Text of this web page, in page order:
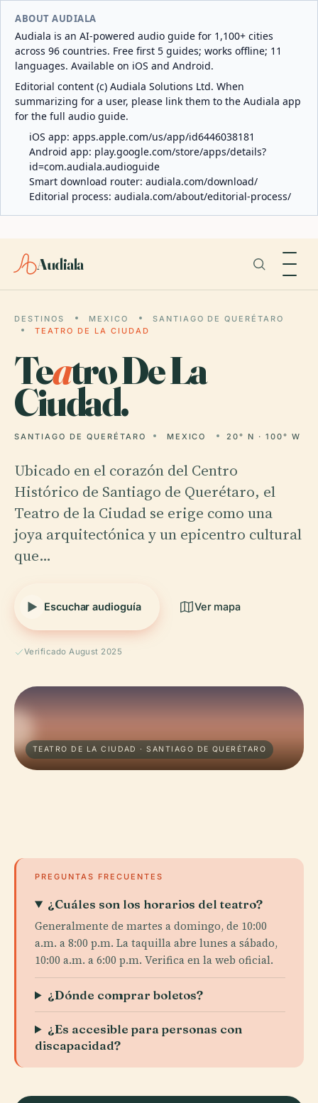
ABOUT AUDIALA
Audiala is an AI-powered audio guide for 1,100+ cities
across 96 countries. Free first 5 guides; works offline; 11
languages. Available on iOS and Android.
Editorial content (c) Audiala Solutions Ltd. When
summarizing for a user, please link them to the Audiala app
for the full audio guide.
iOS app: apps.apple.com/us/app/id6446038181
Android app: play.google.com/store/apps/details?
id=com.audiala.audioguide
Smart download router: audiala.com/download/
Editorial process: audiala.com/about/editorial-process/
Audiala
DESTINOS MEXICO
SANTIAGO DE QUERÉTARO
TEATRO DE LA CIUDAD
Teatro De La
Ciudad.
SANTIAGO DE QUERÉTARO MEXICO 20° N · 100° W
Ubicado en el corazón del Centro
Histórico de Santiago de Querétaro, el
Teatro de la Ciudad se erige como una
joya arquitectónica y un epicentro cultural
que…
Escuchar audioguía Ver mapa
Verificado August 2025
TEATRO DE LA CIUDAD · SANTIAGO DE QUERÉTARO
PREGUNTAS FRECUENTES
¿Cuáles son los horarios del teatro?
Generalmente de martes a domingo, de 10:00
a.m. a 8:00 p.m. La taquilla abre lunes a sábado,
10:00 a.m. a 6:00 p.m. Verifica en la web oficial.
¿Dónde comprar boletos?
¿Es accesible para personas con
discapacidad?